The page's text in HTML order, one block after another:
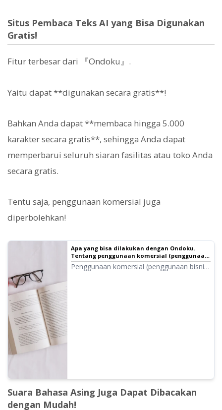
Situs Pembaca Teks AI yang Bisa Digunakan
Gratis!
Fitur terbesar dari 『Ondoku』.
Yaitu dapat **digunakan secara gratis**!
Bahkan Anda dapat **membaca hingga 5.000
karakter secara gratis**, sehingga Anda dapat
memperbarui seluruh siaran fasilitas atau toko Anda
secara gratis.
Tentu saja, penggunaan komersial juga
diperbolehkan!
Apa yang bisa dilakukan dengan Ondoku.
Tentang penggunaan komersial (penggunaan
bisnis) dan hal-hal yang dilarang.
Penggunaan komersial (penggunaan bisnis)
Suara Bahasa Asing Juga Dapat Dibacakan
dengan Mudah!